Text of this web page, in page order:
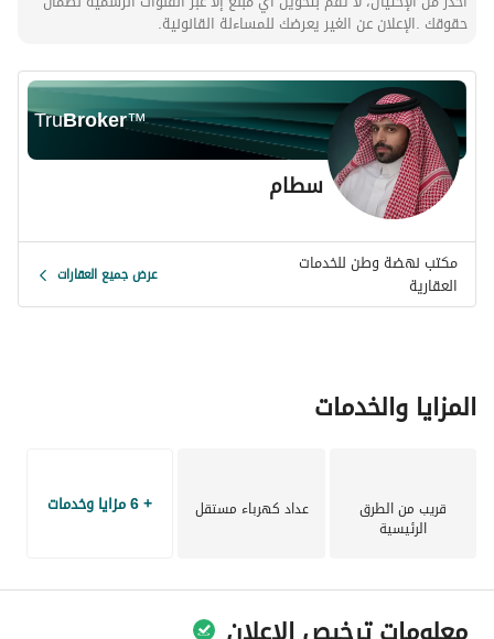
حقوقك .الإعلان عن الغير يعرضك للمساءلة القانونية.
TruBroker™
سطام
مكتب نهضة وطن للخدمات
العقارية عرض جميع العقارات
المزايا والخدمات
قريب من الطرق
الرئيسية
عداد كهرباء مستقل + 6 مزايا وخدمات